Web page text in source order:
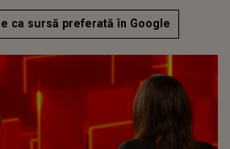
ca sursă preferată în Google